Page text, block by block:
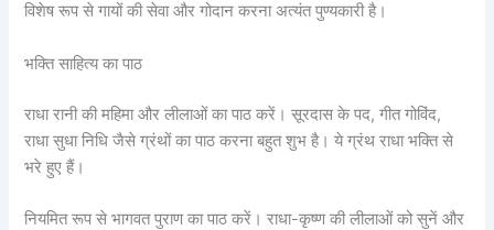
विशेष रूप से गायों की सेवा और गोदान करना अत्यंत पुण्यकारी है।
भक्ति साहित्य का पाठ
राधा रानी की महिमा और लीलाओं का पाठ करें। सूरदास के पद, गीत गोविंद,
राधा सुधा निधि जैसे ग्रंथों का पाठ करना बहुत शुभ है। ये ग्रंथ राधा भक्ति से
भरे हुए हैं।
नियमित रूप से भागवत पुराण का पाठ करें। राधा-कृष्ण की लीलाओं को सुनें और